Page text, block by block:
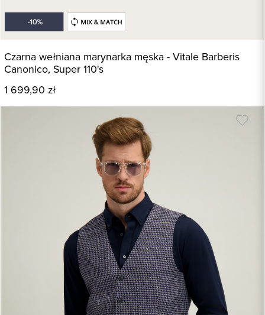
Czarna wełniana marynarka męska - Vitale Barberis
Canonico, Super 110's
1 699,90 zł